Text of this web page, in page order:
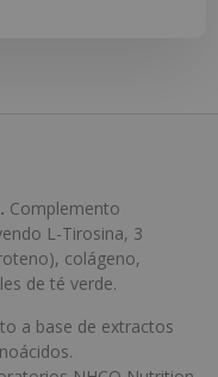
Complemento
L-Tirosina, 3
colágeno,
de té verde.
a base de extractos